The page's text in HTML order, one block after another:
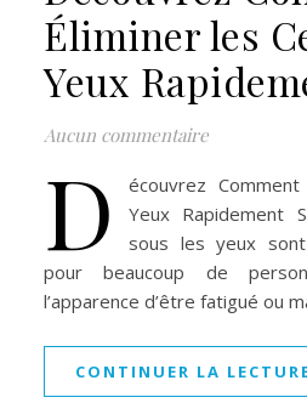
Éliminer les
Yeux
Aucun commentaire
D
écouvrez
Yeux Rapidement
sous les yeux
pour beaucoup de
l’apparence d’être fatigué ou
CONTINUER LA